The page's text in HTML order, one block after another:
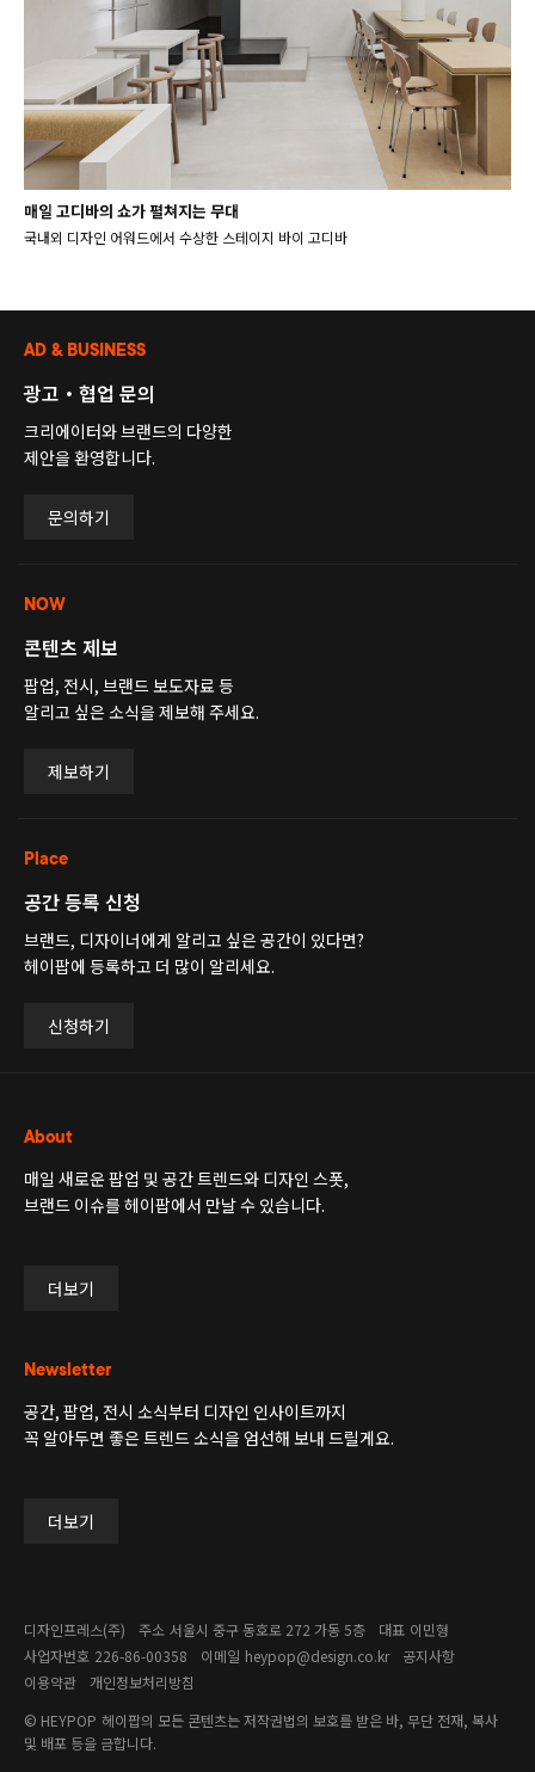
매일 고디바의 쇼가 펼쳐지는 무대
국내외 디자인 어워드에서 수상한 스테이지 바이 고디바
AD & BUSINESS
광고・협업 문의
크리에이터와 브랜드의 다양한
제안을 환영합니다.
문의하기
NOW
콘텐츠 제보
팝업, 전시, 브랜드 보도자료 등
알리고 싶은 소식을 제보해 주세요.
제보하기
Place
공간 등록 신청
브랜드, 디자이너에게 알리고 싶은 공간이 있다면?
헤이팝에 등록하고 더 많이 알리세요.
신청하기
About
매일 새로운 팝업 및 공간 트렌드와 디자인 스폿,
브랜드 이슈를 헤이팝에서 만날 수 있습니다.
더보기
Newsletter
공간, 팝업, 전시 소식부터 디자인 인사이트까지
꼭 알아두면 좋은 트렌드 소식을 엄선해 보내 드릴게요.
더보기
디자인프레스(주) 주소 서울시 중구 동호로 272 가동 5층 대표 이민형
사업자번호 226-86-00358​ 이메일 heypop@design.co.kr
공지사항
이용약관
개인정보처리방침
© HEYPOP 헤이팝의 모든 콘텐츠는 저작권법의 보호를 받은 바, 무단 전재, 복사
및 배포 등을 금합니다.